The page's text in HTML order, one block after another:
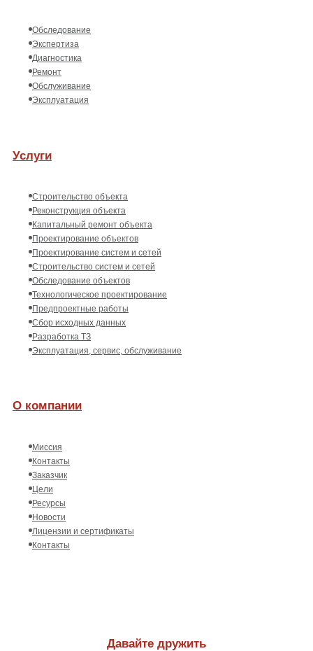
Обследование
Экспертиза
Диагностика
Ремонт
Обслуживание
Эксплуатация
Услуги
Строительство объекта
Реконструкция объекта
Капитальный ремонт объекта
Проектирование объектов
Проектирование систем и сетей
Строительство систем и сетей
Обследование объектов
Технологическое проектирование
Предпроектные работы
Сбор исходных данных
Разработка ТЗ
Эксплуатация, сервис, обслуживание
О компании
Миссия
Контакты
Заказчик
Цели
Ресурсы
Новости
Лицензии и сертификаты
Контакты
Давайте дружить